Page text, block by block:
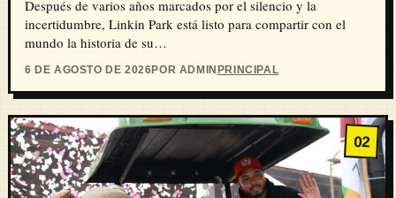
Después de varios años marcados por el silencio y la
incertidumbre, Linkin Park está listo para compartir con el
mundo la historia de su…
6 DE AGOSTO DE 2026POR ADMINPRINCIPAL
02